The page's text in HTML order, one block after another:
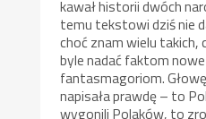
kawał historii dwóch
temu tekstowi dziś nie
choć znam wielu takich,
byle nadać faktom
fantasmagoriom.
napisała prawdę – to
wygonili Polaków, to